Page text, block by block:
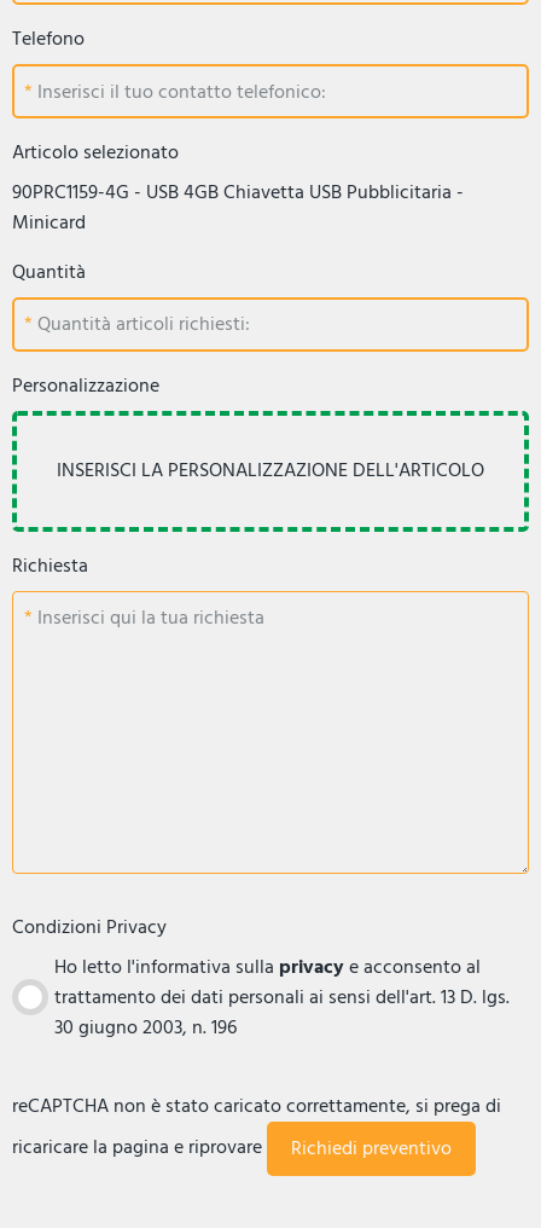
Telefono
Inserisci il tuo contatto telefonico:
Articolo selezionato
90PRC1159-4G - USB 4GB Chiavetta USB Pubblicitaria -
Minicard
Quantità
Quantità articoli richiesti:
Personalizzazione
Richiesta
Inserisci qui la tua richiesta
Condizioni Privacy
Ho letto l'informativa sulla privacye acconsento al
trattamento dei dati personali ai sensi dell'art. 13 D. lgs.
30 giugno 2003, n. 196
reCAPTCHA non è stato caricato correttamente, si prega di
ricaricare la pagina e riprovare